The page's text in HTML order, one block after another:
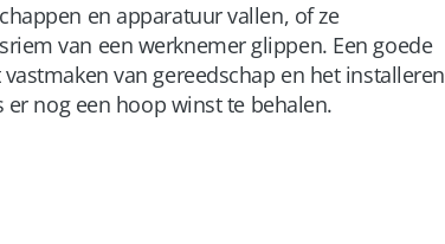
en apparatuur vallen, of ze
van een werknemer glippen. Een goede
van gereedschap en het installeren
nog een hoop winst te behalen.